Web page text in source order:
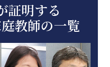
証明する
教師の一覧